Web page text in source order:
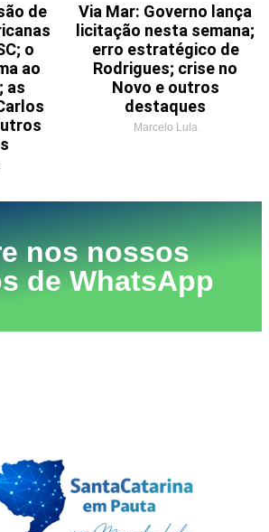
de
o
ao
as
Via Mar: Governo lança
licitação nesta semana;
erro estratégico de
Rodrigues; crise no
Novo e outros
destaques
Marcelo Lula
nos nossos
de WhatsApp